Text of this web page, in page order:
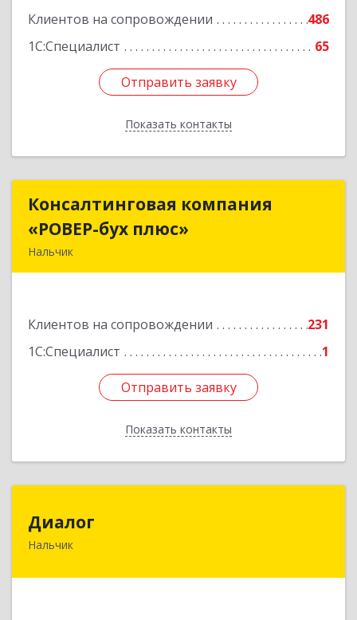
Клиентов на сопровождении
486
1С:Специалист
65
Отправить заявку
Показать контакты
Отправить заявку
Назад
Консалтинговая компания
«РОВЕР-бух плюс»
Нальчик
Клиентов на сопровождении
231
1С:Специалист
1
Отправить заявку
Показать контакты
Консалтинговая компания
«РОВЕР-бух плюс»
Подробнее
Отправить заявку
Назад
Диалог
Нальчик
360016, Кабардино-Балкарская Респ, Нальчик г,